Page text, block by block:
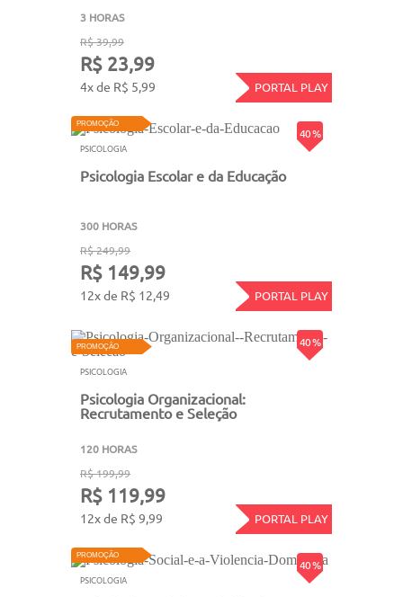
3 HORAS
R$ 39,99
R$ 23,99
4x de R$ 5,99 PORTAL PLAY
40 %
PROMOÇÃO
PSICOLOGIA
Psicologia Escolar e da Educação
300 HORAS
R$ 249,99
R$ 149,99
12x de R$ 12,49 PORTAL PLAY
40 %
PROMOÇÃO
PSICOLOGIA
Psicologia Organizacional:
Recrutamento e Seleção
120 HORAS
R$ 199,99
R$ 119,99
12x de R$ 9,99 PORTAL PLAY
40 %
PROMOÇÃO
PSICOLOGIA